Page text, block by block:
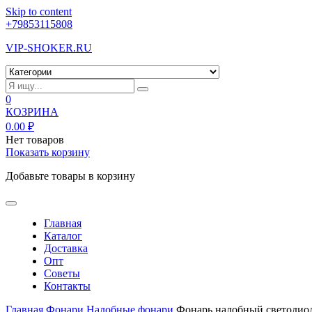
Skip to content
+79853115808
VIP-SHOKER.RU
0
КОЗРИНА
0.00 ₽
Нет товаров
Показать корзину
Добавьте товары в корзину
Главная
Каталог
Доставка
Опт
Советы
Контакты
Главная Фонари Налобные фонари Фонарь налобный